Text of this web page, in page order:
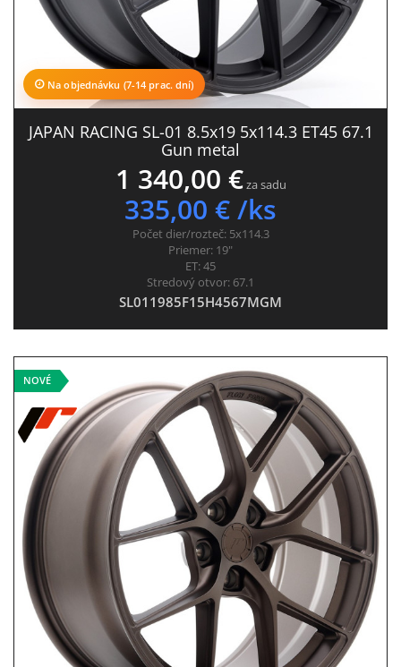
Na objednávku (7-14 prac. dní)
JAPAN RACING SL-01 8.5x19 5x114.3 ET45 67.1
Gun metal
1 340,00 €za sadu
335,00 € /ks
Počet dier/rozteč: 5x114.3
Priemer: 19"
ET:45
Stredový otvor: 67.1
SL011985F15H4567MGM
NOVÉ